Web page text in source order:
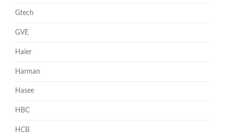
Gtech
GVE
Haier
Harman
Hasee
HBC
HCB